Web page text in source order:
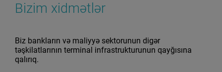
Bizim xidmətlər
Biz bankların və maliyyə sektorunun digər
təşkilatlarının terminal infrastrukturunun qayğısına
qalırıq.